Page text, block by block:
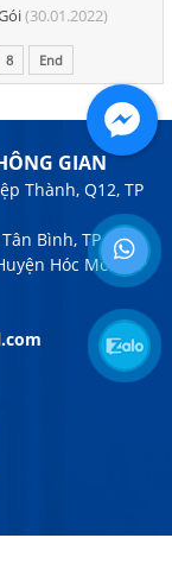
(30.01.2022)
8 End
GIAN
Thành, Q12, TP
Bình, TP HCM
Hóc Môn, TP